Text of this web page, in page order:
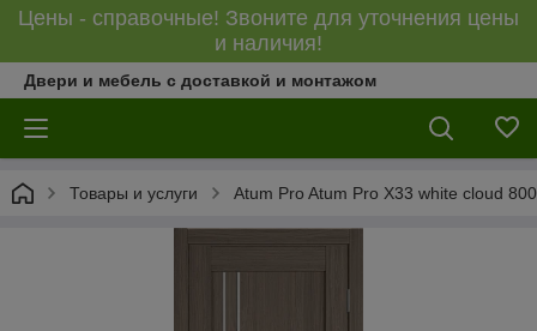
Цены - справочные! Звоните для уточнения цены
и наличия!
Двери и мебель с доставкой и монтажом
Товары и услуги Atum Pro Atum Pro Х33 white cloud